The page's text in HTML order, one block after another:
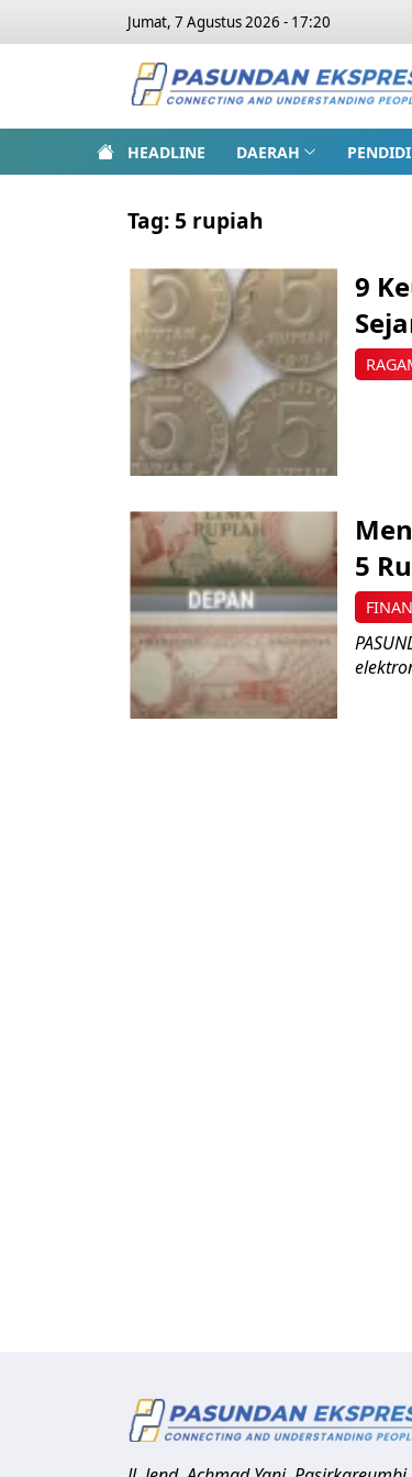
Jumat, 7 Agustus 2026 - 17:20
HEADLINE DAERAH
Tag: 5 rupiah
9
5